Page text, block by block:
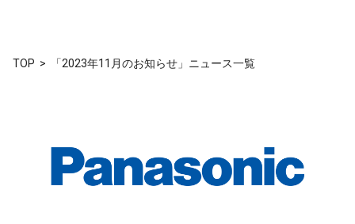
TOP 「2023年11月のお知らせ」ニュース一覧